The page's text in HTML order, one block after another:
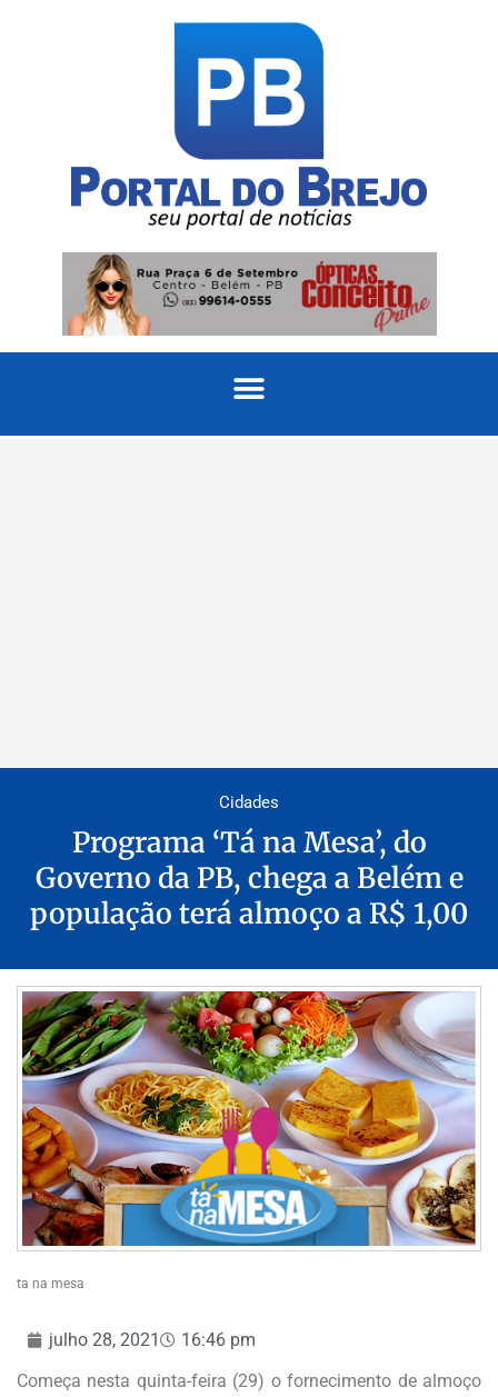
Cidades
Programa ‘Tá na Mesa’, do
Governo da PB, chega a Belém e
população terá almoço a R$ 1,00
ta na mesa
julho 28, 2021
16:46 pm
Começa nesta quinta-feira (29) o fornecimento de almoço